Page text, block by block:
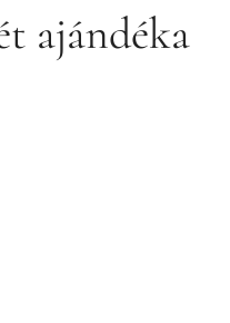
ajándéka